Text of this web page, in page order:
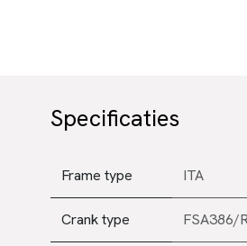
Specificaties
Frame type ITA
Crank type FSA386/